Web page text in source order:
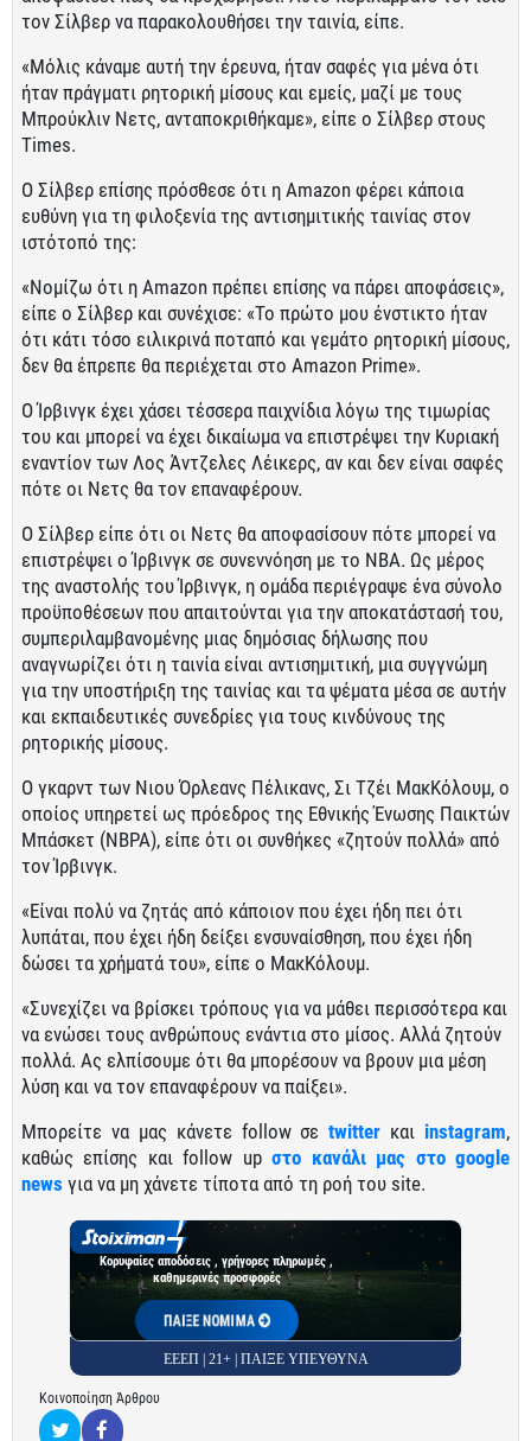
τον Σίλβερ να παρακολουθήσει την ταινία, είπε.
«Μόλις κάναμε αυτή την έρευνα, ήταν σαφές για μένα ότι
ήταν πράγματι ρητορική μίσους και εμείς, μαζί με τους
Μπρούκλιν Νετς, ανταποκριθήκαμε», είπε ο Σίλβερ στους
Times.
Ο Σίλβερ επίσης πρόσθεσε ότι η Amazon φέρει κάποια
ευθύνη για τη φιλοξενία της αντισημιτικής ταινίας στον
ιστότοπό της:
«Νομίζω ότι η Amazon πρέπει επίσης να πάρει αποφάσεις»,
είπε ο Σίλβερ και συνέχισε: «Το πρώτο μου ένστικτο ήταν
ότι κάτι τόσο ειλικρινά ποταπό και γεμάτο ρητορική μίσους,
δεν θα έπρεπε θα περιέχεται στο Amazon Prime».
Ο Ίρβινγκ έχει χάσει τέσσερα παιχνίδια λόγω της τιμωρίας
του και μπορεί να έχει δικαίωμα να επιστρέψει την Κυριακή
εναντίον των Λος Άντζελες Λέικερς, αν και δεν είναι σαφές
πότε οι Νετς θα τον επαναφέρουν.
Ο Σίλβερ είπε ότι οι Νετς θα αποφασίσουν πότε μπορεί να
επιστρέψει ο Ίρβινγκ σε συνεννόηση με το ΝΒΑ. Ως μέρος
της αναστολής του Ίρβινγκ, η ομάδα περιέγραψε ένα σύνολο
προϋποθέσεων που απαιτούνται για την αποκατάστασή του,
συμπεριλαμβανομένης μιας δημόσιας δήλωσης που
αναγνωρίζει ότι η ταινία είναι αντισημιτική, μια συγγνώμη
για την υποστήριξη της ταινίας και τα ψέματα μέσα σε αυτήν
και εκπαιδευτικές συνεδρίες για τους κινδύνους της
ρητορικής μίσους.
Ο γκαρντ των Νιου Όρλεανς Πέλικανς, Σι Τζέι ΜακΚόλουμ, ο
οποίος υπηρετεί ως πρόεδρος της Εθνικής Ένωσης Παικτών
Μπάσκετ (NBPA), είπε ότι οι συνθήκες «ζητούν πολλά» από
τον Ίρβινγκ.
«Είναι πολύ να ζητάς από κάποιον που έχει ήδη πει ότι
λυπάται, που έχει ήδη δείξει ενσυναίσθηση, που έχει ήδη
δώσει τα χρήματά του», είπε ο ΜακΚόλουμ.
«Συνεχίζει να βρίσκει τρόπους για να μάθει περισσότερα και
να ενώσει τους ανθρώπους ενάντια στο μίσος. Αλλά ζητούν
πολλά. Ας ελπίσουμε ότι θα μπορέσουν να βρουν μια μέση
λύση και να τον επαναφέρουν να παίξει».
Μπορείτε να μας κάνετε follow σεtwitter και instagram,
καθώς επίσης και follow upστο κανάλι μας στο google
news για να μη χάνετε τίποτα από τη ροή του site.
Κορυφαίες αποδόσεις , γρήγορες πληρωμές ,
καθημερινές προσφορές
ΠΑΙΞΕ ΝΟΜΙΜΑ
ΕΕΕΠ | 21+ | ΠΑΙΞΕ ΥΠΕΥΘΥΝΑ
Κοινοποίηση Άρθρου